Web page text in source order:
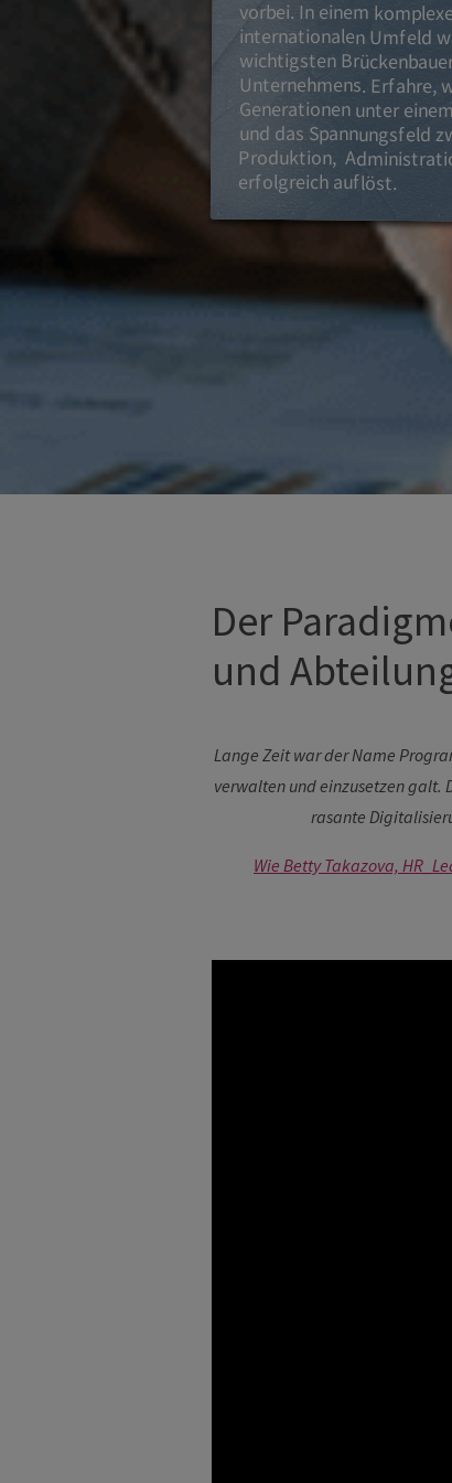
vorbei. In einem
erfolgreich auflöst.
Der
und
Lange Zeit war der Name
verwalten und einzusetzen galt.
rasante
Wie Betty Takazova,